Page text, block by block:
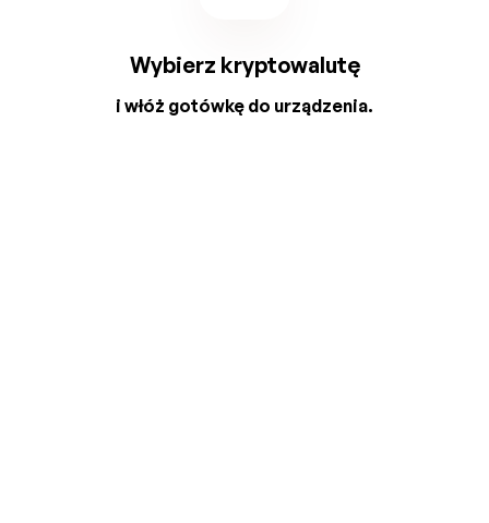
Wybierz kryptowalutę
i włóż gotówkę do urządzenia.